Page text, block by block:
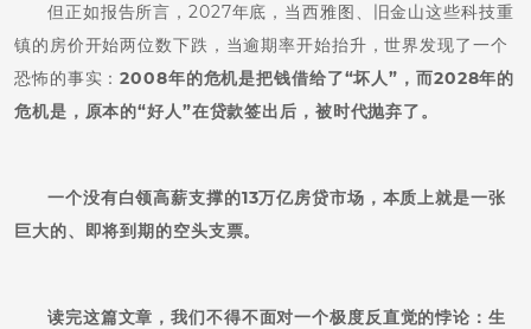
但正如报告所言，2027年底，当西雅图、旧金山这些科技重
镇的房价开始两位数下跌，当逾期率开始抬升，世界发现了一个
恐怖的事实：2008年的危机是把钱借给了“坏人”，而2028年的
危机是，原本的“好人”在贷款签出后，被时代抛弃了。
一个没有白领高薪支撑的13万亿房贷市场，本质上就是一张
巨大的、即将到期的空头支票。
读完这篇文章，我们不得不面对一个极度反直觉的悖论：生